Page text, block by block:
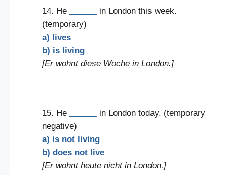
14. He
in London this week.
(temporary)
a) lives
b) is living
[Er wohnt diese Woche in London.]
15. He
in London today. (temporary
negative)
a) is not living
b) does not live
[Er wohnt heute nicht in London.]